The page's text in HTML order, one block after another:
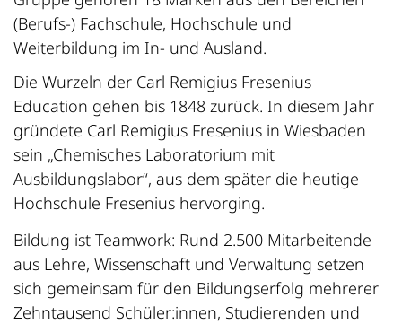
(Berufs-) Fachschule, Hochschule und
Weiterbildung im In- und Ausland.
Die Wurzeln der Carl Remigius Fresenius
Education gehen bis 1848 zurück. In diesem Jahr
gründete Carl Remigius Fresenius in Wiesbaden
sein „Chemisches Laboratorium mit
Ausbildungslabor“, aus dem später die heutige
Hochschule Fresenius hervorging.
Bildung ist Teamwork: Rund 2.500 Mitarbeitende
aus Lehre, Wissenschaft und Verwaltung setzen
sich gemeinsam für den Bildungserfolg mehrerer
Zehntausend Schüler:innen, Studierenden und